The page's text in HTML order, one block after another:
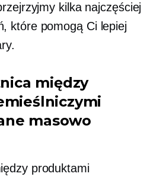
kilka najczęściej
które pomogą Ci lepiej
między
masowo
produktami